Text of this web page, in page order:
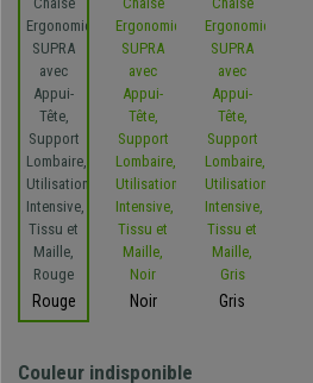
Rouge Noir Gris
Couleur indisponible